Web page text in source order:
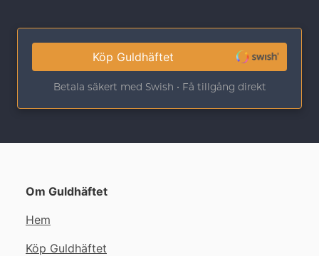
Köp Guldhäftet
Betala säkert med Swish • Få tillgång direkt
Om Guldhäftet
Hem
Köp Guldhäftet